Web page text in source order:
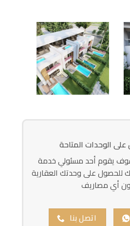
على الوحدات المتاحة
يقوم أحد مسئولي خدمة
للحصول على وحدتك العقارية
أي مصاريف
اتصل بنا